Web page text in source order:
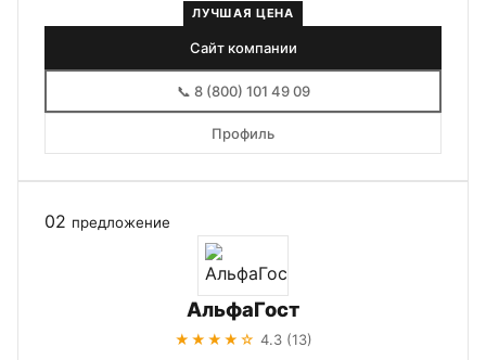
ЛУЧШАЯ ЦЕНА
Сайт компании
📞 8 (800) 101 49 09
Профиль
02 предложение
АльфаГост
★★★★☆ 4.3 (13)